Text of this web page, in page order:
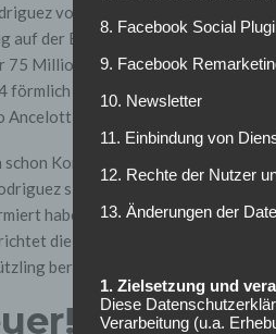
von Real Madrid. Der
der Bank – unter Zinedine
Millionen Euro vom AS Monaco.
auf. Dort erzielte er 32
Kontakt zum FC Bayern
sich bei Arturo Vidal (die
haben soll. Dabei konnte der
die spanische Tageszeitung
bereits Kontakt miteinander
8. Facebook Social
9. Facebook
10. Newsletter
11. Einbindung von
12. Rechte der Nutzer
13. Änderungen der
1. Zielsetzung und
Diese
Verarbeitung (u.a.